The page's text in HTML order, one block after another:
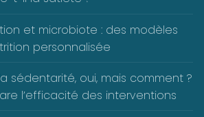
et microbiote : des modèles
personnalisée
sédentarité, oui, mais comment ?
l’efficacité des interventions